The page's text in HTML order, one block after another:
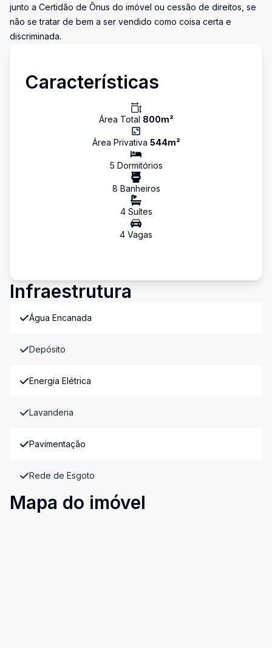
junto a Certidão de Ônus do imóvel ou cessão de direitos, se
não se tratar de bem a ser vendido como coisa certa e
discriminada.
Características
Área Total 800m²
Área Privativa 544m²
5 Dormitórios
8 Banheiros
4Suítes
4 Vagas
Infraestrutura
Água Encanada
Depósito
Energia Elétrica
Lavanderia
Pavimentação
Rede de Esgoto
Mapa do imóvel